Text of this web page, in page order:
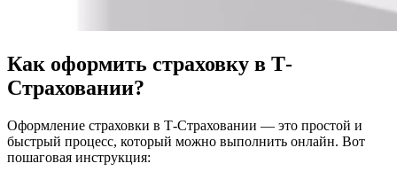
Как оформить страховку в Т-
Страховании?
Оформление страховки в Т-Страховании — это простой и
быстрый процесс, который можно выполнить онлайн. Вот
пошаговая инструкция: